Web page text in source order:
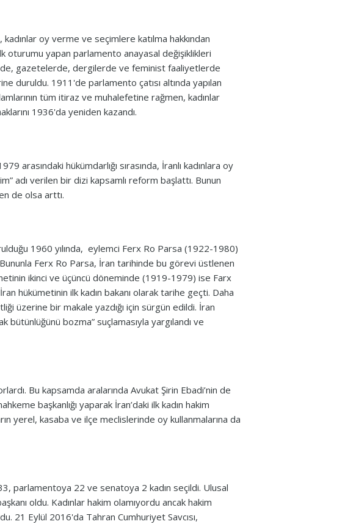
oy verme ve seçimlere katılma hakkından
oturumu yapan parlamento anayasal değişiklikleri
gazetelerde, dergilerde ve feminist faaliyetlerde
duruldu. 1911'de parlamento çatısı altında yapılan
tüm itiraz ve muhalefetine rağmen, kadınlar
1936'da yeniden kazandı.
arasındaki hükümdarlığı sırasında, İranlı kadınlara oy
adı verilen bir dizi kapsamlı reform başlattı. Bunun
de olsa arttı.
1960 yılında, eylemci Ferx Ro Parsa (1922-1980)
Ferx Ro Parsa, İran tarihinde bu görevi üstlenen
ikinci ve üçüncü döneminde (1919-1979) ise Farx
hükümetinin ilk kadın bakanı olarak tarihe geçti. Daha
üzerine bir makale yazdığı için sürgün edildi. İran
bozma” suçlamasıyla yargılandı ve
Bu kapsamda aralarında Avukat Şirin Ebadi’nin de
başkanlığı yaparak İran’daki ilk kadın hakim
yerel, kasaba ve ilçe meclislerinde oy kullanmalarına da
parlamentoya 22 ve senatoya 2 kadın seçildi. Ulusal
oldu. Kadınlar hakim olamıyordu ancak hakim
21 Eylül 2016'da Tahran Cumhuriyet Savcısı,